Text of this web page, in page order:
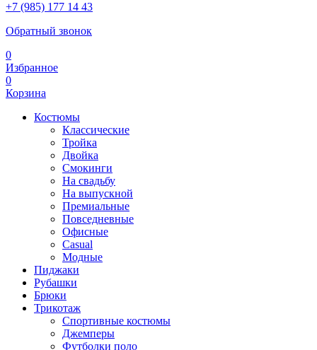
+7 (985) 177 14 43
Обратный звонок
0
Избранное
0
Корзина
Костюмы
Классические
Тройка
Двойка
Смокинги
На свадьбу
На выпускной
Премиальные
Повседневные
Офисные
Casual
Модные
Пиджаки
Рубашки
Брюки
Трикотаж
Спортивные костюмы
Джемперы
Футболки поло